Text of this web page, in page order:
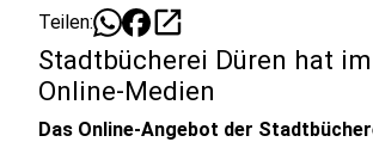
Teilen: open_in_new
Stadtbücherei Düren hat
Online-Medien
Das Online-Angebot der